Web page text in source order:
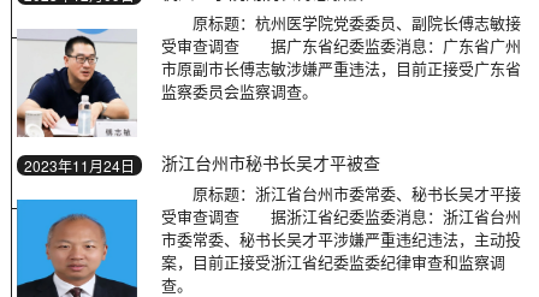
原标题：杭州医学院党委委员、副院长傅志敏接
受审查调查 据广东省纪委监委消息：广东省广州
市原副市长傅志敏涉嫌严重违法，目前正接受广东省
监察委员会监察调查。
2023年11月24日 浙江台州市秘书长吴才平被查
原标题：浙江省台州市委常委、秘书长吴才平接
受审查调查 据浙江省纪委监委消息：浙江省台州
市委常委、秘书长吴才平涉嫌严重违纪违法，主动投
案，目前正接受浙江省纪委监委纪律审查和监察调
查。